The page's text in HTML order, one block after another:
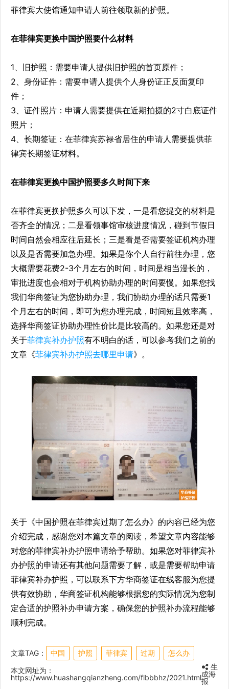
菲律宾大使馆通知申请人前往领取新的护照。
在菲律宾更换中国护照要什么材料
1、旧护照：需要申请人提供旧护照的首页原件；
2、身份证件：需要申请人提供个人身份证正反面复印
件；
3、证件照片：申请人需要提供在近期拍摄的2寸白底证件
照片；
4、长期签证：在菲律宾苏禄省居住的申请人需要提供菲
律宾长期签证材料。
在菲律宾更换中国护照要多久时间下来
在菲律宾更换护照多久可以下发，一是看您提交的材料是
否齐全的情况；二是看领事馆审核进度情况，碰到节假日
时间自然会相应往后延长；三是看是否需要签证机构办理
以及是否需要加急办理。如果是你个人自行前往办理，您
大概需要花费2-3个月左右的时间，时间是相当漫长的，
审批进度也会相对于机构协助办理的时间要慢。如果您找
我们华商签证为您协助办理，我们协助办理的话只需要1
个月左右的时间，即可为您办理完成，时间短且效率高，
选择华商签证协助办理性价比是比较高的。如果您还是对
关于菲律宾补办护照有不明白的话，可以参考我们之前的
文章《菲律宾补办护照去哪里申请》。
关于《中国护照在菲律宾过期了怎么办》的内容已经为您
介绍完成，感谢您对本篇文章的阅读，希望文章内容能够
对您的菲律宾补办护照申请给予帮助。如果您对菲律宾补
办护照的申请还有其他问题需要了解，或是需要帮助申请
菲律宾补办护照，可以联系下方华商签证在线客服为您提
供有效协助，华商签证机构能够根据您的实际情况为您制
定合适的护照补办申请方案，确保您的护照补办流程能够
顺利完成。
文章TAG： 中国 护照 菲律宾 过期
怎么办
本文网址为：
https://www.huashangqianzheng.com/flbbbhz/2021.html
生
成海
报